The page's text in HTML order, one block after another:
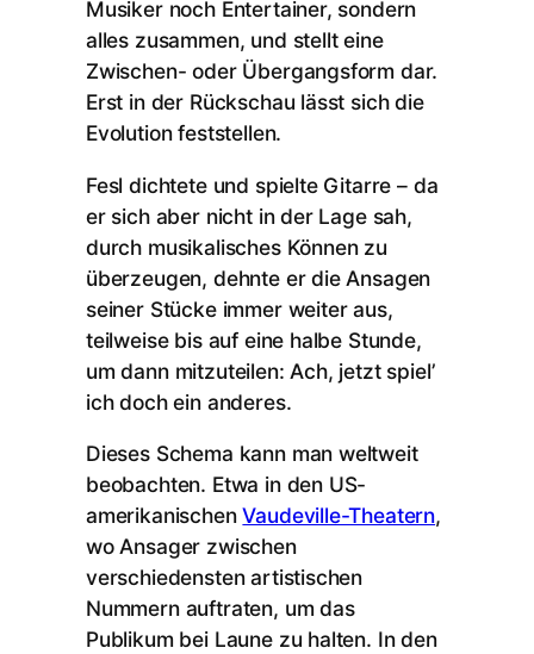
Musiker noch Entertainer, sondern
alles zusammen, und stellt eine
Zwischen- oder Übergangsform dar.
Erst in der Rückschau lässt sich die
Evolution feststellen.
Fesl dichtete und spielte Gitarre – da
er sich aber nicht in der Lage sah,
durch musikalisches Können zu
überzeugen, dehnte er die Ansagen
seiner Stücke immer weiter aus,
teilweise bis auf eine halbe Stunde,
um dann mitzuteilen: Ach, jetzt spiel’
ich doch ein anderes.
Dieses Schema kann man weltweit
beobachten. Etwa in den US-
amerikanischenVaudeville-Theatern,
wo Ansager zwischen
verschiedensten artistischen
Nummern auftraten, um das
Publikum bei Laune zu halten. In den